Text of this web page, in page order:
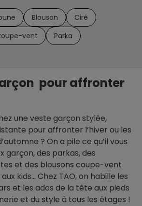
Blouson
Ciré
vent
Parka
pour affronter
une veste garçon stylée,
pour affronter l’hiver ou les
? On a pile ce qu’il vous
garçon, des parkas, des
et des blousons coupe-vent
kids… Chez TAO, on habille les
et les ados de la tête aux pieds
et du style à tous les étages !